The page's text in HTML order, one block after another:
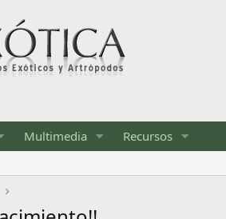
Multimedia Recursos